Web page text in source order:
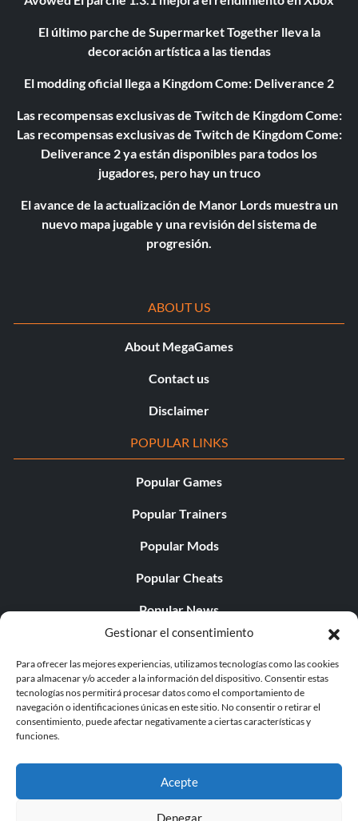
Gestionar el consentimiento
Para ofrecer las mejores experiencias, utilizamos tecnologías como las cookies
para almacenar y/o acceder a la información del dispositivo. Consentir estas
tecnologías nos permitirá procesar datos como el comportamiento de
navegación o identificaciones únicas en este sitio. No consentir o retirar el
consentimiento, puede afectar negativamente a ciertas características y
funciones.
Acepte
Denegar
El último parche de Supermarket Together lleva la
decoración artística a las tiendas
El modding oficial llega a Kingdom Come: Deliverance 2
Las recompensas exclusivas de Twitch de Kingdom Come:
Las recompensas exclusivas de Twitch de Kingdom Come:
Deliverance 2 ya están disponibles para todos los
jugadores, pero hay un truco
El avance de la actualización de Manor Lords muestra un
nuevo mapa jugable y una revisión del sistema de
progresión.
ABOUT US
About MegaGames
Contact us
Disclaimer
POPULAR LINKS
Popular Games
Popular Trainers
Popular Mods
Popular Cheats
Popular News
Popular Editorials
Popular Free Games
LATEST UPDATES